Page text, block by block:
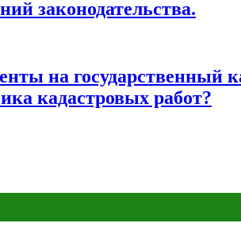
законодательства.
на государственный
кадастровых работ?